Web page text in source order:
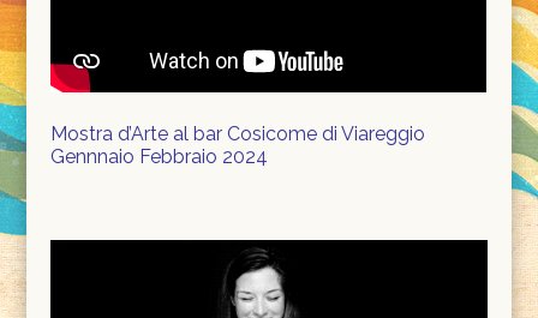
Mostra d’Arte al bar Cosicome di Viareggio
Gennnaio Febbraio 2024